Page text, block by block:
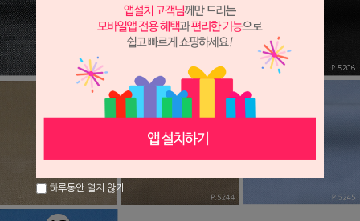
하루동안 열지 않기